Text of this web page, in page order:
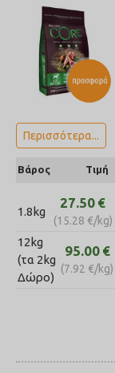
Περισσότερα...
Βάρος Τιμή
1.8kg
27.50 €
(15.28 €/kg)
12kg
(τα 2kg
Δώρο)
95.00 €
(7.92 €/kg)